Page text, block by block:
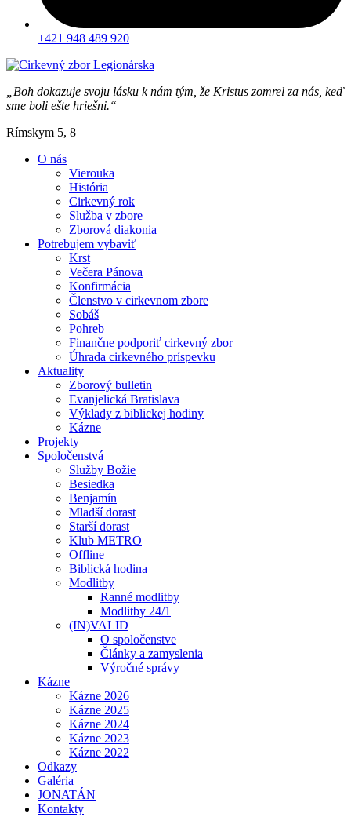
+421 948 489 920
„Boh dokazuje svoju lásku k nám tým, že Kristus zomrel za nás, keď
sme boli ešte hriešni.“
Rímskym 5, 8
O nás
Vierouka
História
Cirkevný rok
Služba v zbore
Zborová diakonia
Potrebujem vybaviť
Krst
Večera Pánova
Konfirmácia
Členstvo v cirkevnom zbore
Sobáš
Pohreb
Finančne podporiť cirkevný zbor
Úhrada cirkevného príspevku
Aktuality
Zborový bulletin
Evanjelická Bratislava
Výklady z biblickej hodiny
Kázne
Projekty
Spoločenstvá
Služby Božie
Besiedka
Benjamín
Mladší dorast
Starší dorast
Klub METRO
Offline
Biblická hodina
Modlitby
Ranné modlitby
Modlitby 24/1
(IN)VALID
O spoločenstve
Články a zamyslenia
Výročné správy
Kázne
Kázne 2026
Kázne 2025
Kázne 2024
Kázne 2023
Kázne 2022
Odkazy
Galéria
JONATÁN
Kontakty